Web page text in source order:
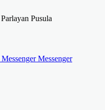
Parlayan Pusula
Messenger Messenger